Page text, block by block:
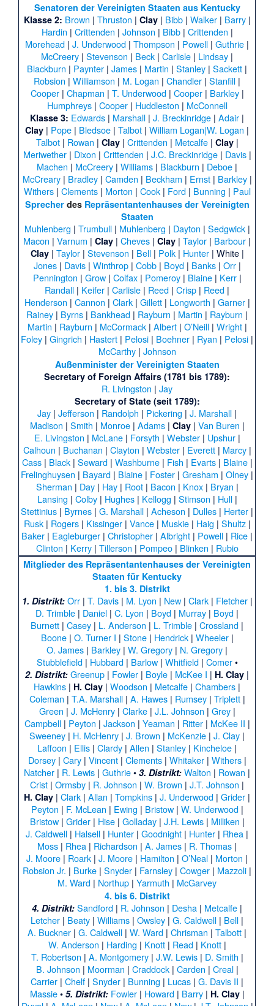
Senatoren der Vereinigten Staaten aus Kentucky
Klasse 2: Brown | Thruston | Clay| Bibb| Walker| Barry|
Hardin | Crittenden | Johnson | Bibb| Crittenden |
Morehead | J. Underwood | Thompson | Powell | Guthrie |
McCreery | Stevenson | Beck | Carlisle | Lindsay |
Blackburn | Paynter | James | Martin | Stanley | Sackett |
Robsion | Williamson | M. Logan | Chandler | Stanfill |
Cooper| Chapman | T. Underwood| Cooper| Barkley|
Humphreys| Cooper| Huddleston | McConnell
Klasse 3: Edwards | Marshall | J. Breckinridge | Adair |
Clay | Pope | Bledsoe | Talbot | William Logan|W. Logan |
Talbot| Rowan | Clay| Crittenden | Metcalfe| Clay|
Meriwether| Dixon | Crittenden | J.C. Breckinridge| Davis|
Machen | McCreery | Williams | Blackburn | Deboe |
McCreary| Bradley| Camden | Beckham | Ernst| Barkley|
Withers| Clements| Morton | Cook| Ford| Bunning | Paul
Sprecherdes Repräsentantenhauses der Vereinigten
Staaten
Muhlenberg | Trumbull| Muhlenberg | Dayton | Sedgwick|
Macon | Varnum | Clay | Cheves | Clay | Taylor | Barbour |
Clay| Taylor| Stevenson | Bell| Polk| Hunter| White|
Jones| Davis| Winthrop| Cobb| Boyd| Banks| Orr|
Pennington | Grow| Colfax| Pomeroy| Blaine| Kerr|
Randall | Keifer | Carlisle | Reed | Crisp | Reed |
Henderson | Cannon | Clark| Gillett| Longworth | Garner|
Rainey | Byrns | Bankhead | Rayburn | Martin | Rayburn |
Martin | Rayburn | McCormack| Albert| O’Neill| Wright|
Foley | Gingrich | Hastert | Pelosi | Boehner | Ryan | Pelosi |
McCarthy| Johnson
Außenminister der Vereinigten Staaten
Secretary of Foreign Affairs (1781 bis 1789):
R. Livingston | Jay
Secretary of State (seit 1789):
Jay | Jefferson | Randolph | Pickering | J. Marshall |
Madison | Smith | Monroe| Adams| Clay| Van Buren |
E. Livingston | McLane| Forsyth | Webster| Upshur|
Calhoun | Buchanan | Clayton | Webster| Everett| Marcy|
Cass| Black| Seward| Washburne| Fish | Evarts| Blaine|
Frelinghuysen | Bayard | Blaine | Foster | Gresham | Olney |
Sherman | Day| Hay| Root| Bacon | Knox| Bryan |
Lansing | Colby| Hughes| Kellogg | Stimson | Hull|
Stettinius | Byrnes | G. Marshall | Acheson | Dulles | Herter |
Rusk| Rogers| Kissinger| Vance| Muskie| Haig | Shultz|
Baker | Eagleburger | Christopher | Albright | Powell | Rice |
Clinton | Kerry| Tillerson | Pompeo| Blinken | Rubio
Mitglieder des Repräsentantenhauses der Vereinigten
Staaten für Kentucky
1. bis 3. Distrikt
1. Distrikt: Orr| T. Davis| M. Lyon | New| Clark| Fletcher|
D. Trimble | Daniel | C. Lyon | Boyd | Murray | Boyd |
Burnett | Casey | L. Anderson | L. Trimble | Crossland |
Boone| O. Turner I | Stone| Hendrick| Wheeler|
O. James | Barkley | W. Gregory | N. Gregory |
Stubblefield| Hubbard| Barlow| Whitfield| Comer•
2. Distrikt: Greenup | Fowler | Boyle | McKee I | H. Clay |
Hawkins | H. Clay | Woodson | Metcalfe | Chambers |
Coleman | T.A. Marshall| A. Hawes| Rumsey| Triplett|
Green | J. McHenry| Clarke| J.L. Johnson | Grey|
Campbell| Peyton | Jackson | Yeaman | Ritter| McKee II |
Sweeney | H. McHenry | J. Brown | McKenzie | J. Clay |
Laffoon | Ellis | Clardy | Allen | Stanley | Kincheloe |
Dorsey| Cary| Vincent| Clements| Whitaker| Withers|
Natcher | R. Lewis | Guthrie• 3. Distrikt: Walton | Rowan |
Crist | Ormsby | R. Johnson | W. Brown | J.T. Johnson |
H. Clay | Clark | Allan | Tompkins | J. Underwood | Grider |
Peyton | F. McLean | Ewing | Bristow| W. Underwood|
Bristow| Grider| Hise| Golladay| J.H. Lewis| Milliken |
J. Caldwell | Halsell | Hunter | Goodnight | Hunter | Rhea |
Moss | Rhea | Richardson | A. James | R. Thomas |
J. Moore | Roark | J. Moore | Hamilton | O’Neal | Morton |
Robsion Jr. | Burke | Snyder | Farnsley | Cowger | Mazzoli |
M. Ward | Northup | Yarmuth | McGarvey
4. bis 6. Distrikt
4. Distrikt: Sandford | R. Johnson | Desha | Metcalfe |
Letcher | Beaty | Williams | Owsley | G. Caldwell | Bell |
A. Buckner | G. Caldwell | W. Ward | Chrisman | Talbott |
W. Anderson | Harding | Knott| Read| Knott|
T. Robertson | A. Montgomery| J.W. Lewis| D. Smith |
B. Johnson | Moorman | Craddock| Carden | Creal|
Carrier | Chelf | Snyder | Bunning | Lucas | G. Davis II |
Massie• 5. Distrikt: Fowler| Howard| Barry| H. Clay|